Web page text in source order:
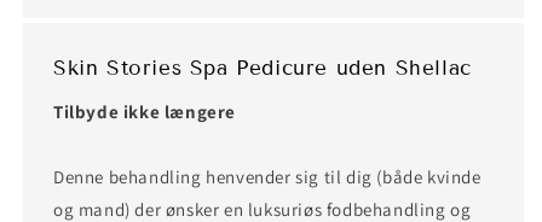
Skin Stories Spa Pedicure uden Shellac
Tilbyde ikke længere
Denne behandling henvender sig til dig (både kvinde
og mand) der ønsker en luksuriøs fodbehandling og